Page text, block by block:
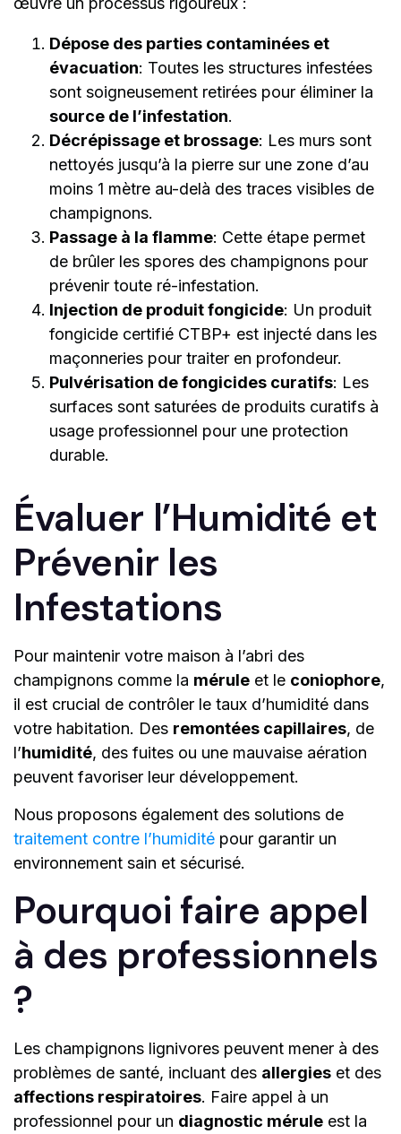
Dépose des parties contaminées et
évacuation: Toutes les structures infestées
sont soigneusement retirées pour éliminer la
source de l’infestation.
Décrépissage et brossage: Les murs sont
nettoyés jusqu’à la pierre sur une zone d’au
moins 1 mètre au-delà des traces visibles de
champignons.
Passage à la flamme: Cette étape permet
de brûler les spores des champignons pour
prévenir toute ré-infestation.
Injection de produit fongicide: Un produit
fongicide certifié CTBP+ est injecté dans les
maçonneries pour traiter en profondeur.
Pulvérisation de fongicides curatifs: Les
surfaces sont saturées de produits curatifs à
usage professionnel pour une protection
durable.
Évaluer l’Humidité et
Prévenir les
Infestations
Pour maintenir votre maison à l’abri des
champignons comme la mérule et le coniophore,
il est crucial de contrôler le taux d’humidité dans
votre habitation. Des remontées capillaires, de
l’humidité, des fuites ou une mauvaise aération
peuvent favoriser leur développement.
Nous proposons également des solutions de
traitement contre l’humidité pour garantir un
environnement sain et sécurisé.
Pourquoi faire appel
à des professionnels
?
Les champignons lignivores peuvent mener à des
problèmes de santé, incluant des allergies et des
affections respiratoires. Faire appel à un
professionnel pour un diagnostic mérule est la